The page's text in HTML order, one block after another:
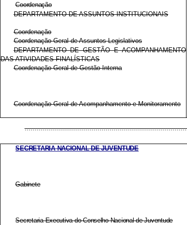
Coordenação
DEPARTAMENTO DE ASSUNTOS INSTITUCIONAIS
Coordenação
Coordenação-Geral de Assuntos Legislativos
DEPARTAMENTO DE GESTÃO E ACOMPANHAMENTO
DAS ATIVIDADES FINALÍSTICAS
Coordenação-Geral de Gestão Interna
Coordenação-Geral de Acompanhamento e Monitoramento
SECRETARIA NACIONAL DE JUVENTUDE
Gabinete
Secretaria-Executiva do Conselho Nacional de Juventude